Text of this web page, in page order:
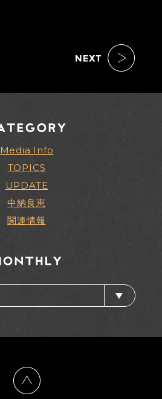
Media Info
TOPICS
UPDATE
中納良恵
関連情報